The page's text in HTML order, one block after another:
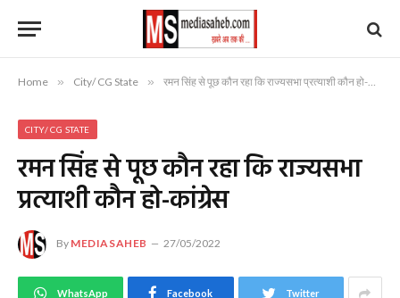
Home » City/ CG State » रमन सिंह से पूछ कौन रहा कि राज्यसभा प्रत्याशी कौन हो-कांग्रेस
CITY/ CG STATE
रमन सिंह से पूछ कौन रहा कि राज्यसभा
प्रत्याशी कौन हो-कांग्रेस
By MEDIASAHEB 27/05/2022
WhatsApp Facebook Twitter